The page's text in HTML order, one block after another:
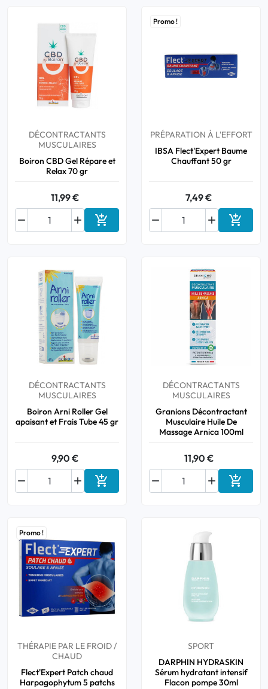
DÉCONTRACTANTS
MUSCULAIRES
Boiron CBD Gel Répare et
Relax 70 gr
11,99 €

 Ajouter au panier
Promo !
PRÉPARATION À L'EFFORT
IBSA Flect'Expert Baume
Chauffant 50 gr
7,49 €

 
DÉCONTRACTANTS
MUSCULAIRES
Boiron Arni Roller Gel
apaisant et Frais Tube 45 gr
9,90 €

 Ajouter au panier
DÉCONTRACTANTS
MUSCULAIRES
Granions Décontractant
Musculaire Huile De
Massage Arnica 100ml
11,90 €

 
Promo !
THÉRAPIE PAR LE FROID /
CHAUD
Flect'Expert Patch chaud
Harpagophytum 5 patchs
SPORT
DARPHIN HYDRASKIN
Sérum hydratant intensif
Flacon pompe 30ml